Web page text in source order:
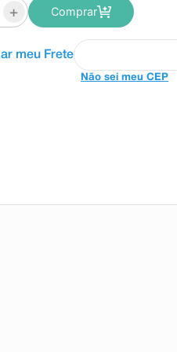
+ Comprar
Não sei meu CEP